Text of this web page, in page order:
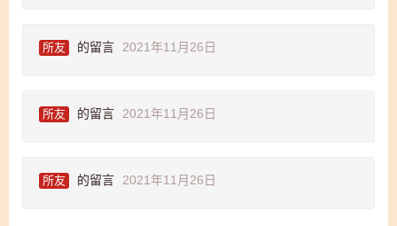
所友 的留言 2021年11月26日
所友 的留言 2021年11月26日
所友 的留言 2021年11月26日